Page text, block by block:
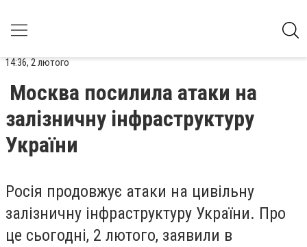
14:36, 2 лютого
Москва посилила атаки на
залізничну інфраструктуру
України
Росія продовжує атаки на цивільну
залізничну інфраструктуру України. Про
це сьогодні, 2 лютого, заявили в